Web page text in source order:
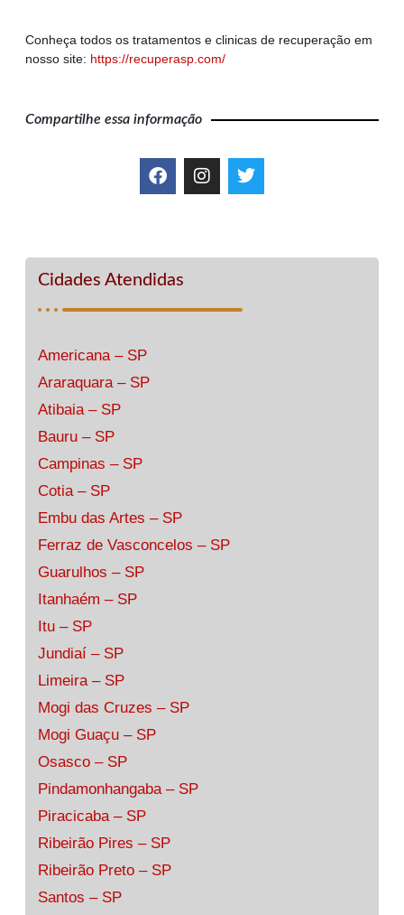
Conheça todos os tratamentos e clinicas de recuperação em
nosso site: https://recuperasp.com/
Compartilhe essa informação
Cidades Atendidas
Americana – SP
Araraquara – SP
Atibaia – SP
Bauru – SP
Campinas – SP
Cotia – SP
Embu das Artes – SP
Ferraz de Vasconcelos – SP
Guarulhos – SP
Itanhaém – SP
Itu – SP
Jundiaí – SP
Limeira – SP
Mogi das Cruzes – SP
Mogi Guaçu – SP
Osasco – SP
Pindamonhangaba – SP
Piracicaba – SP
Ribeirão Pires – SP
Ribeirão Preto – SP
Santos – SP